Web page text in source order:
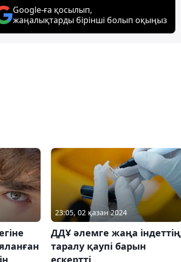
Google-ға қосылып,
жаңалықтарды бірінші болып оқыңыз
23:05, 02 қазан 2024
ДДҰ әлемге жаңа індеттің
таралу қаупі барын
ескертті